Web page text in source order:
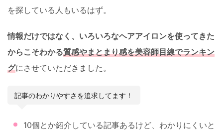
を探している人もいるはず。
情報だけではなく、いろいろなヘアアイロンを使ってきた
からこそわかる質感やまとまり感を美容師目線でランキン
グにさせていただきました。
記事のわかりやすさを追求してます！
10個とか紹介している記事あるけど、わかりにくいと